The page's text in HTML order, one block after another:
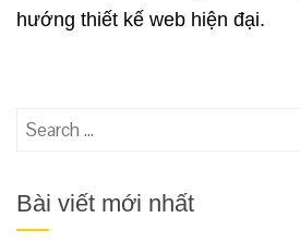
hướng thiết kế web hiện đại.
Search
Bài viết mới nhất